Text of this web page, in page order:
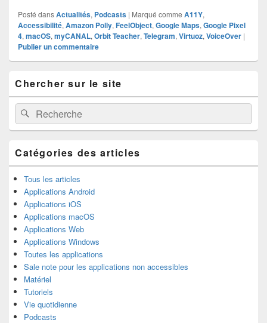
Posté dansActualités, Podcasts | Marqué comme A11Y,
Accessibilité, Amazon Polly, FeelObject, Google Maps, Google Pixel
4, macOS, myCANAL, Orbit Teacher, Telegram, Virtuoz, VoiceOver |
Publier un commentaire
principale
de
widget
pour
la
latérale
Chercher sur le site
Recherche :Rechercher
Catégories des articles
Tous les articles
Applications Android
Applications iOS
Applications macOS
Applications Web
Applications Windows
Toutes les applications
Sale note pour les applications non accessibles
Matériel
Tutoriels
Vie quotidienne
Podcasts